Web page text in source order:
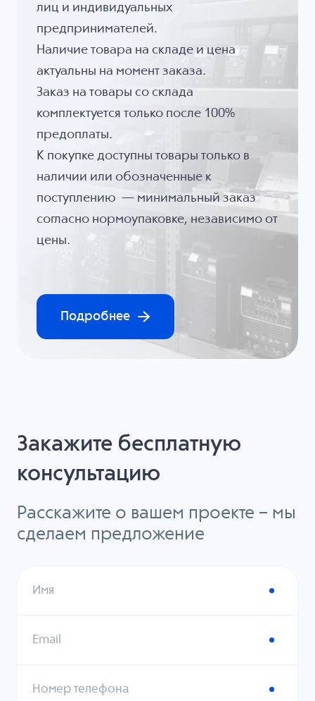
лиц и индивидуальных
предпринимателей.
Наличие товара на складе и цена
актуальны на момент заказа.
Заказ на товары со склада
комплектуется только после 100%
предоплаты.
К покупке доступны товары только в
наличии или обозначенные к
поступлению — минимальный заказ
согласно нормоупаковке, независимо от
цены.
Подробнее
Закажите бесплатную
консультацию
Расскажите о вашем проекте – мы
сделаем предложение
Имя
Email
Номер телефона